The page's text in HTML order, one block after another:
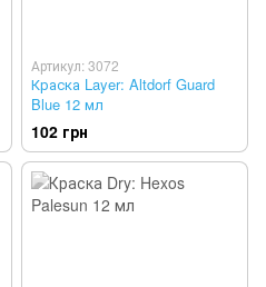
Артикул: 3072
Краска Layer: Altdorf Guard
Blue 12 мл
102 грн